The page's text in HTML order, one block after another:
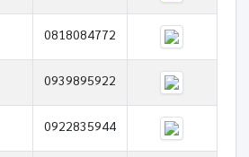
0818084772
0939895922
0922835944